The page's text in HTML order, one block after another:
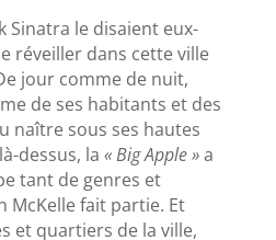
Sinatra le disaient eux-
réveiller dans cette ville
jour comme de nuit,
de ses habitants et des
naître sous ses hautes
dessus, la « Big Apple »a
tant de genres et
McKelle fait partie. Et
et quartiers de la ville,